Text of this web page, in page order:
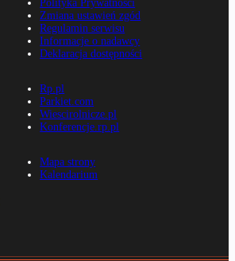
Polityka Prywatności
Zmiana ustawień zgód
Regulamin serwisu
Informacje o nadawcy
Deklaracja dostępności
Rp.pl
Parkiet.com
Wiescirolnicze.pl
Konferencje.rp.pl
Mapa strony
Kalendarium